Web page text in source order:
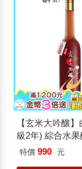
【玄米大吟釀
級2年) 綜合水果
特價 990 元